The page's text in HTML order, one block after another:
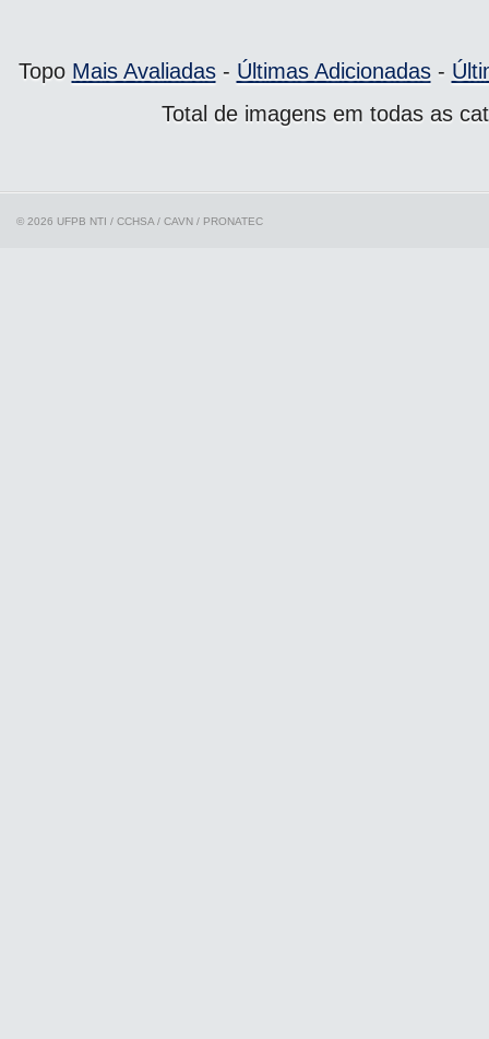
Topo Mais Avaliadas- Últimas Adicionadas-
Total de imagens em todas as
© 2026 UFPB NTI / CCHSA / CAVN / PRONATEC